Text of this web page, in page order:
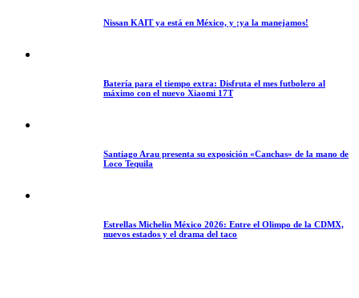
Nissan KAIT ya está en México, y ¡ya la manejamos!
Batería para el tiempo extra: Disfruta el mes futbolero al
máximo con el nuevo Xiaomi 17T
Santiago Arau presenta su exposición «Canchas» de la mano de
Loco Tequila
Estrellas Michelin México 2026: Entre el Olimpo de la CDMX,
nuevos estados y el drama del taco